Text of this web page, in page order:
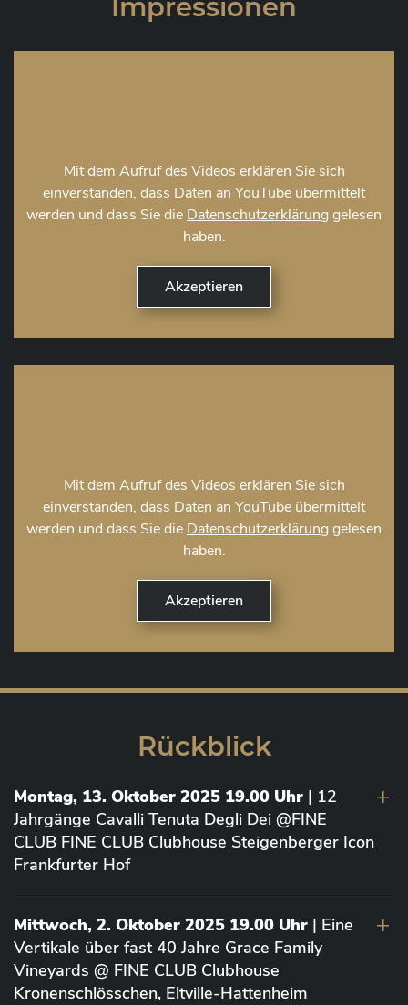
Impressionen
Mit dem Aufruf des Videos erklären Sie sich
einverstanden, dass Daten an YouTube übermittelt
werden und dass Sie die Datenschutzerklärunggelesen
haben.
Mit dem Aufruf des Videos erklären Sie sich
einverstanden, dass Daten an YouTube übermittelt
werden und dass Sie die Datenschutzerklärunggelesen
haben.
Rückblick
Montag, 13. Oktober 2025 19.00 Uhr | 12
Jahrgänge Cavalli Tenuta Degli Dei @FINE
CLUB FINE CLUB Clubhouse Steigenberger Icon
Frankfurter Hof
Mittwoch, 2. Oktober 2025 19.00 Uhr | Eine
Vertikale über fast 40 Jahre Grace Family
Vineyards @ FINE CLUB Clubhouse
Kronenschlösschen, Eltville-Hattenheim